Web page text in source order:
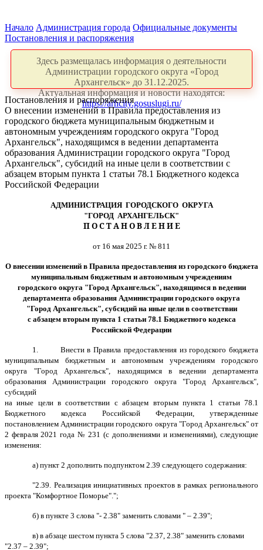
Начало Администрация города Официальные документы
Постановления и распоряжения
Здесь размещалась информация о деятельности
Администрации городского округа «Город
Архангельск» до 31.12.2025.
Актуальная информация и новости находятся:
https://arhcity.gosuslugi.ru/
Постановления и распоряжения
О внесении изменений в Правила предоставления из
городского бюджета муниципальным бюджетным и
автономным учреждениям городского округа "Город
Архангельск", находящимся в ведении департамента
образования Администрации городского округа "Город
Архангельск", субсидий на иные цели в соответствии с
абзацем вторым пункта 1 статьи 78.1 Бюджетного кодекса
Российской Федерации
АДМИНИСТРАЦИЯ ГОРОДСКОГО ОКРУГА
"ГОРОД АРХАНГЕЛЬСК"
П О С Т А Н О В Л Е Н И Е
от 16 мая 2025 г. № 811
О внесении изменений в Правила предоставления из городского бюджета
муниципальным бюджетным и автономным учреждениям
городского округа "Город Архангельск", находящимся в ведении
департамента образования Администрации городского округа
"Город Архангельск", субсидий на иные цели в соответствии
с абзацем вторым пункта 1 статьи 78.1 Бюджетного кодекса
Российской Федерации
1.
Внести в Правила предоставления из городского бюджета
муниципальным бюджетным и автономным учреждениям городского
округа "Город Архангельск", находящимся в ведении департамента
образования Администрации городского округа "Город Архангельск",
субсидий
на иные цели в соответствии с абзацем вторым пункта 1 статьи 78.1
Бюджетного кодекса Российской Федерации, утвержденные
постановлением Администрации городского округа "Город Архангельск" от
2 февраля 2021 года № 231 (с дополнениями и изменениями), следующие
изменения:
а) пункт 2 дополнить подпунктом 2.39 следующего содержания:
"2.39. Реализация инициативных проектов в рамках регионального
проекта "Комфортное Поморье".";
б) в пункте 3 слова "- 2.38" заменить словами " – 2.39";
в) в абзаце шестом пункта 5 слова "2.37, 2.38" заменить словами
"2.37 – 2.39";